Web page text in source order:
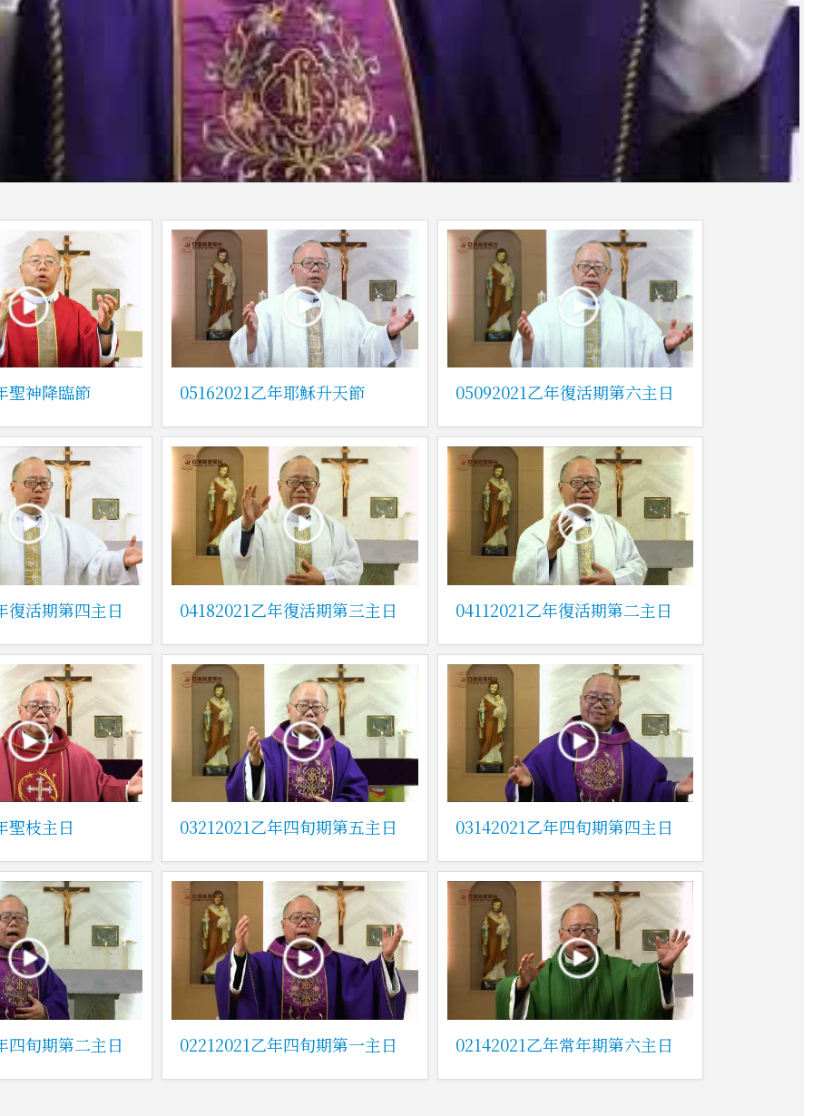
聖神降臨節 05162021乙年耶穌升天節 05092021乙年復活期第六主日
復活期第四主日 04182021乙年復活期第三主日 04112021乙年復活期第二主日
聖枝主日 03212021乙年四旬期第五主日 03142021乙年四旬期第四主日
四旬期第二主日 02212021乙年四旬期第一主日 02142021乙年常年期第六主日